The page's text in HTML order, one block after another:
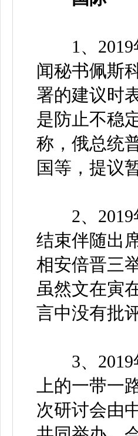
1、2019
闻秘书佩斯
署的建议时
是防止不稳
称，俄总统
国等，提议
2、2019
结束伴随出
相安倍晋三
虽然文在寅
言中没有批
3、2019
上的一带一
次研讨会由